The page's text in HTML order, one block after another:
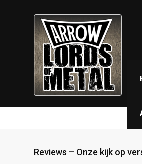
Reviews – Onze kijk op